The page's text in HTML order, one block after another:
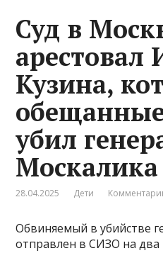
Суд в
арестовал
Кузина,
убил
Москалика
28.04.2025 Дети
Обвиняемый в убийстве
отправлен в СИЗО на два